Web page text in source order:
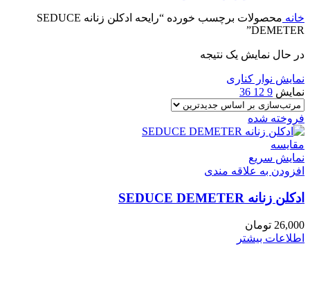
خانه
محصولات برچسب خورده “رایحه ادکلن زنانه SEDUCE
DEMETER”
در حال نمایش یک نتیجه
نمایش نوار کناری
نمایش 9
12
36
فروخته شده
مقايسه
نمایش سریع
افزودن به علاقه مندی
ادکلن زنانه SEDUCE DEMETER
26,000 تومان
اطلاعات بیشتر